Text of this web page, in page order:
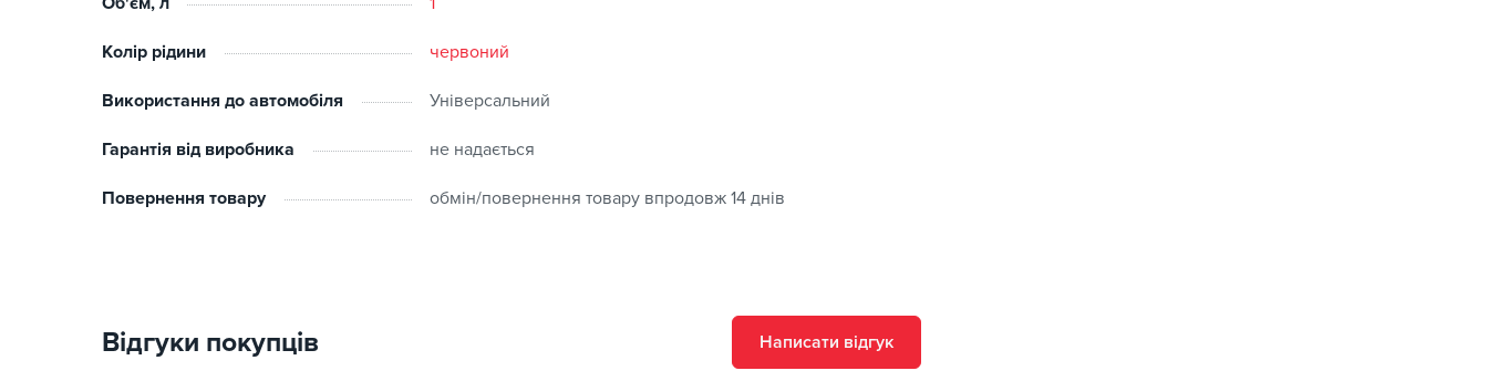
Колір рідини червоний
Використання до автомобіля Універсальний
Гарантія від виробника не надається
Повернення товару обмін/повернення товару впродовж 14 днів
Відгуки покупців Написати відгук